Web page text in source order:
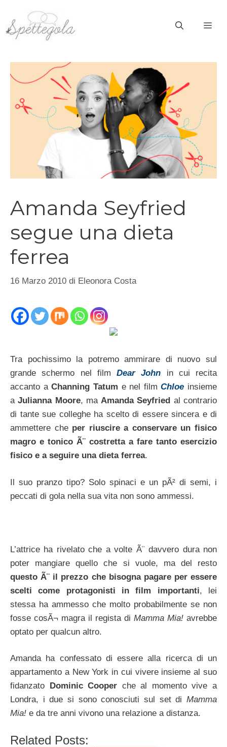
contenuto
Amanda Seyfried
segue una dieta
ferrea
16 Marzo 2010 di Eleonora Costa
Tra pochissimo la potremo ammirare di nuovo sul
grande schermo nel film Dear John in cui recita
accanto aChanning Tatum e nel filmChloe insieme
aJulianna Moore, maAmanda Seyfried al contrario
di tante sue colleghe ha scelto di essere sincera e di
ammettere che per riuscire a conservare un fisico
magro e tonico Ã¨ costretta a fare tanto esercizio
fisico e a seguire una dieta ferrea.
Il suo pranzo tipo? Solo spinaci e un pÃ² di semi, i
peccati di gola nella sua vita non sono ammessi.
L’attrice ha rivelato che a volte Ã¨ davvero dura non
poter mangiare quello che si vuole, ma del resto
questo Ã¨ il prezzo che bisogna pagare per essere
scelti come protagonisti in film importanti, lei
stessa ha ammesso che molto probabilmente se non
fosse cosÃ¬ magra il regista di Mamma Mia! avrebbe
optato per qualcun altro.
Amanda ha confessato di essere alla ricerca di un
appartamento a New York in cui vivere insieme al suo
fidanzato
Dominic Cooper che al momento vive a
Londra, i due si sono conosciuti sul set di Mamma
Mia! e da tre anni vivono una relazione a distanza.
Related Posts: